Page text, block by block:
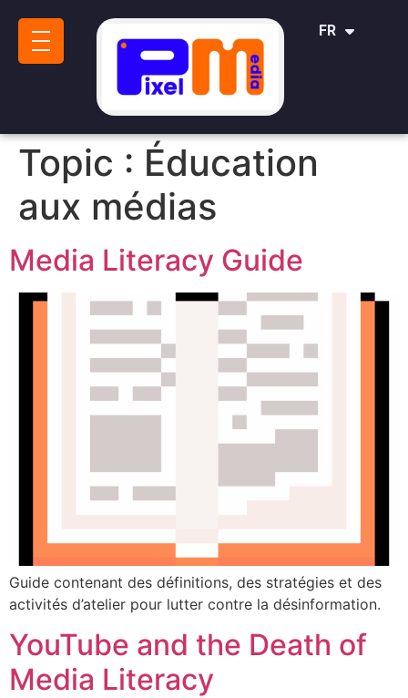
FR
SR
Topic : Éducation
aux médias
Media Literacy Guide
Guide contenant des définitions, des stratégies et des
activités d’atelier pour lutter contre la désinformation.
YouTube and the Death of
Media Literacy